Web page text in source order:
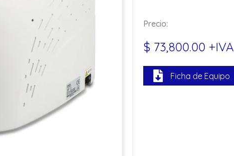
Precio:
$ 73,800.00 +IVA
Ficha de Equipo